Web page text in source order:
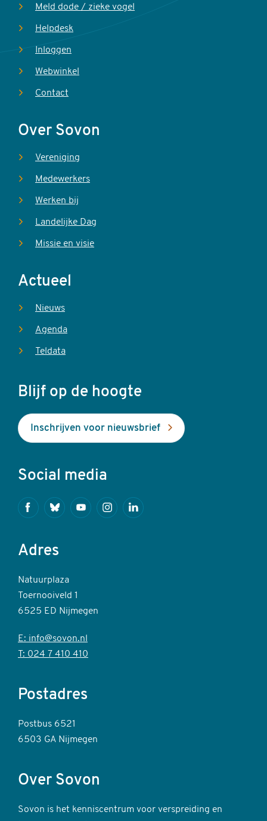
Meld dode / zieke vogel
Helpdesk
Inloggen
Webwinkel
Contact
Over Sovon
Vereniging
Medewerkers
Werken bij
Landelijke Dag
Missie en visie
Actueel
Nieuws
Agenda
Teldata
Blijf op de hoogte
Inschrijven voor nieuwsbrief
Social media
FacebookBlueskyYoutubeInstagramLinkedin
Adres
Natuurplaza
Toernooiveld 1
6525 ED Nijmegen
E: info@sovon.nl
T: 024 7 410 410
Postadres
Postbus 6521
6503 GA Nijmegen
Over Sovon
Sovon is het kenniscentrum voor verspreiding en